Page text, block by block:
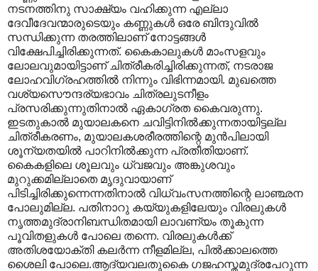
നടനത്തിനു സാക്ഷ്യം വഹിക്കുന്ന എല്ലാ
ദേവീദേവന്മാരുടെയും കണ്ണുകള്‍ ഒരേ ബിന്ദുവില്‍
സന്ധിക്കുന്ന തരത്തിലാണ് നോട്ടങ്ങള്‍
വിക്ഷേപിച്ചിരിക്കുന്നത്. കൈകാലുകള്‍ മാംസളവും
ലോലവുമായിട്ടാണ് ചിത്രീകരിച്ചിരിക്കുന്നത്, നടരാജ
ലോഹവിഗ്രഹത്തില്‍ നിന്നും വിഭിന്നമായി. മുഖത്തെ
വശ്യസൌന്ദര്യഭാവം ചിത്രലുടനീളം
പ്രസരിക്കുന്നുതിനാല്‍ ഏകാഗ്രത കൈവരുന്നു.
ഇടതുകാല്‍ മുയാലകനെ ചവിട്ടിനില്‍ക്കുന്നതായിട്ടല്ല
ചിത്രീകരണം, മുയാലകശരീരത്തിന്റെ മുന്‍പിലായി
ശൂന്യതയില്‍ പാറിനില്‍ക്കുന്ന പ്രതീതിയാണ്.
കൈകളിലെ ശൂലവും ധ്വജവും അങ്കുശവും
മുറുക്കമില്ലാതെ മൃദുവായാണ്
പിടിച്ചിരിക്കുന്നെന്നതിനാല്‍ വിധ്വംസനത്തിന്റെ ലാഞ്ഛന
പോലുമില്ല. പതിനാറു കയ്യുകളിലേയും വിരലുകള്‍
നൃത്തമുദ്രാനിബന്ധിതമായി ലാവണ്യം തൂകുന്ന
പൂവിതളുകള്‍ പോലെ തന്നെ. വിരലുകള്‍ക്ക്
അതിശയോക്തി കലര്‍ന്ന നീളമില്ല, പില്‍ക്കാലത്തെ
ശൈലി പോലെ.ആദ്യവലതുകൈ ഗജഹസ്തമുദ്രപേറുന്ന